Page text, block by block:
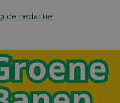
de redactie